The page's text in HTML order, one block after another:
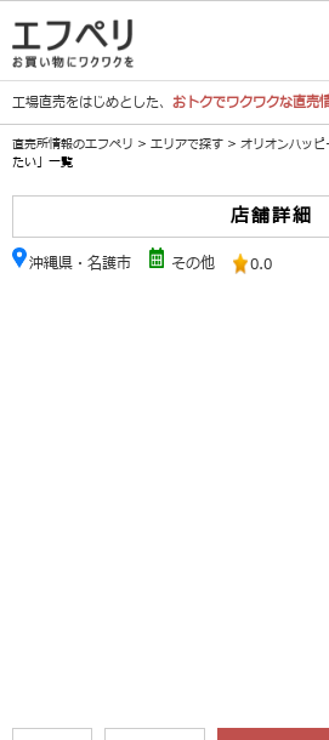
工場直売をはじめとした、 おトクでワクワクな直売
直売所情報のエフペリ > エリアで探す > オリオンハッ
たい」一覧
店舗詳細
沖縄県・名護市 その他 0.0